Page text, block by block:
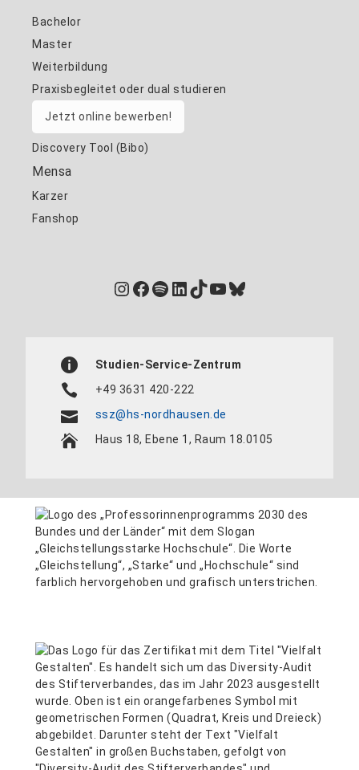
Bachelor
Master
Weiterbildung
Praxisbegleitet oder dual studieren
Jetzt online bewerben!
Discovery Tool (Bibo)
Mensa
Karzer
Fanshop
Instagram
Facebook
Spotify
LinkedIn
TikTok
YouTube
Bluesky
Studien-Service-Zentrum
+49 3631 420-222
ssz@hs-nordhausen.de
Haus 18, Ebene 1, Raum 18.0105